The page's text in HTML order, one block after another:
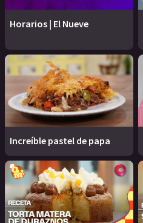
Horarios | El Nueve
Increíble pastel de papa